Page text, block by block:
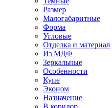
Размер
Малогабаритные
Форма
Угловые
Отделка и материал
Из МДФ
Зеркальные
Особенности
Купе
Эконом
Назначение
В коридор